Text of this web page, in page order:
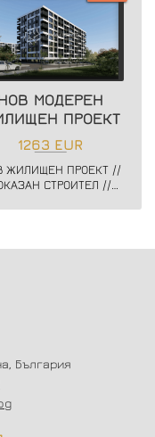
МОДЕРЕН
ПРОЕКТ
1263 EUR
ЖИЛИЩЕН ПРОЕКТ //
СТРОИТЕЛ //
СТРОИТЕЛСТВО //
България